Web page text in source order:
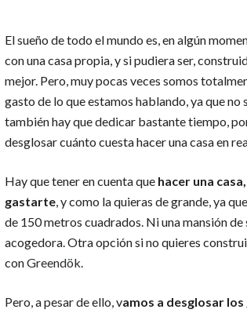
El sueño de todo el mundo es, en algún
con una casa propia, y si pudiera ser,
mejor. Pero, muy pocas veces somos
gasto de lo que estamos hablando, ya que no
también hay que dedicar bastante tiempo,
desglosar cuánto cuesta hacer una casa en
Hay que tener en cuenta que hacer una
gastarte, y como la quieras de grande, ya que
de 150 metros cuadrados. Ni una mansión
acogedora. Otra opción si no quieres
conGreendök.
Pero, a pesar de ello, vamos a desglosar